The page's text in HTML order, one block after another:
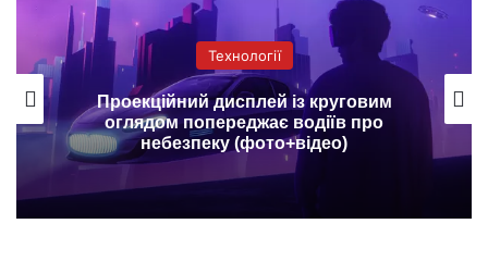
Технології
Проекційний дисплей із круговим
оглядом попереджає водіїв про
небезпеку (фото+відео)